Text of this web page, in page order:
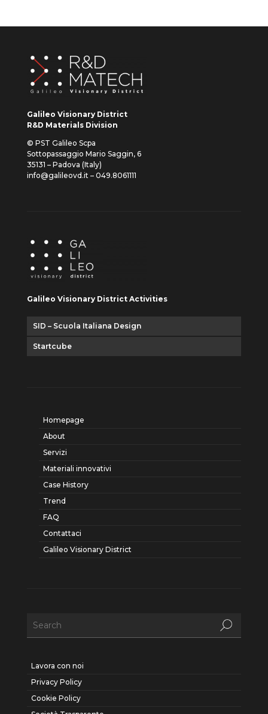
Galileo Visionary District
R&D Materials Division
© PST Galileo Scpa
Sottopassaggio Mario Saggin, 6
35131 – Padova (Italy)
info@galileovd.it – 049.8061111
Galileo Visionary District Activities
SID – Scuola Italiana Design
Startcube
Homepage
About
Servizi
Materiali innovativi
Case History
Trend
FAQ
Contattaci
Galileo Visionary District
Lavora con noi
Privacy Policy
Cookie Policy